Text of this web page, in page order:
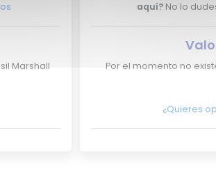
Marshall
aquí? No lo
Por el momento no
¿Quieres